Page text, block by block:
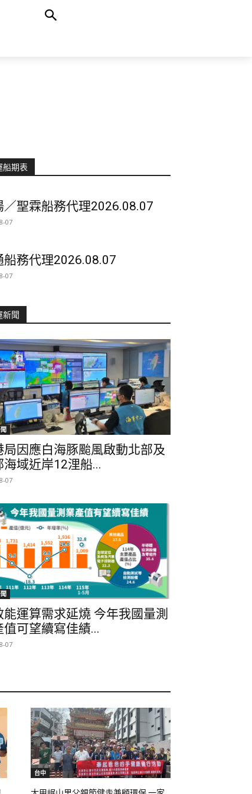
船期表
／聖霖船務代理2026.08.07
07
船務代理2026.08.07
07
新聞
局因應白海豚颱風啟動北部及
海域近岸12浬船...
07
能運算需求延燒 今年我國量測
值可望續寫佳績...
07
台中